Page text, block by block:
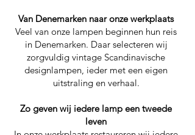
Van Denemarken naar onze werkplaats
Veel van onze lampen beginnen hun reis
in Denemarken. Daar selecteren wij
zorgvuldig vintage Scandinavische
designlampen, ieder met een eigen
uitstraling en verhaal.
Zo geven wij iedere lamp een tweede
leven